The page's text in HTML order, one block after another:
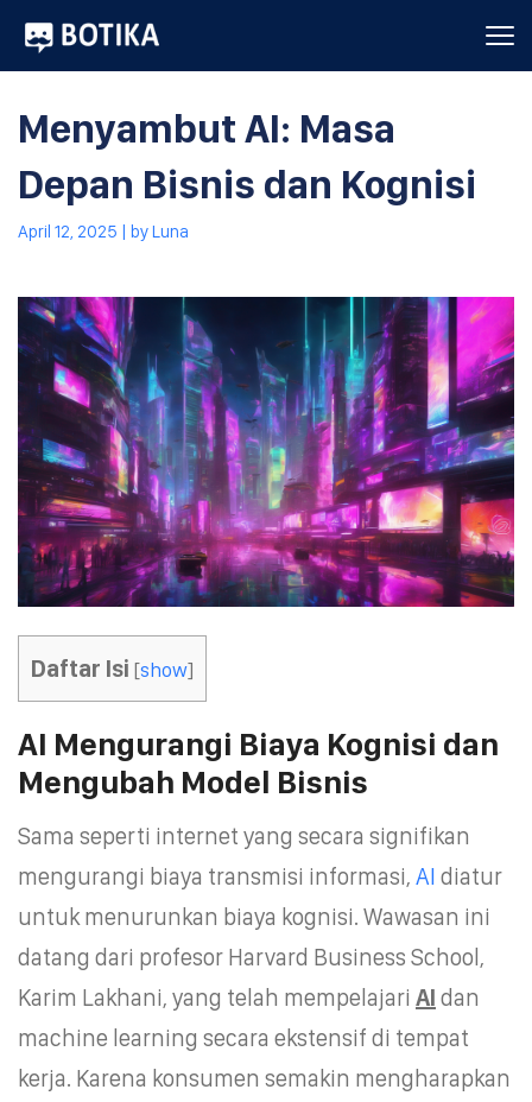
Menyambut AI: Masa
Depan Bisnis dan Kognisi
April 12, 2025 | byLuna
Daftar Isi [show]
AI Mengurangi Biaya Kognisi dan
Mengubah Model Bisnis
Sama seperti internet yang secara signifikan
mengurangi biaya transmisi informasi, AI diatur
untuk menurunkan biaya kognisi. Wawasan ini
datang dari profesor Harvard Business School,
Karim Lakhani, yang telah mempelajari AI dan
machine learning secara ekstensif di tempat
kerja. Karena konsumen semakin mengharapkan